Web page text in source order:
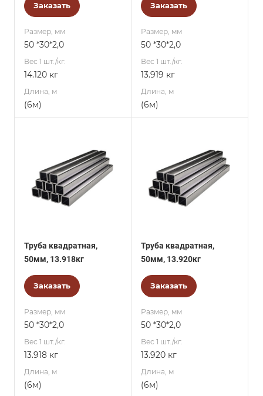
Заказать
Размер, мм
50 *30*2,0
Вес 1 шт./кг.
14.120 кг
Длина, м
(6м)
Заказать
Размер, мм
50 *30*2,0
Вес 1 шт./кг.
13.919 кг
Длина, м
(6м)
Труба квадратная,
50мм, 13.918кг
Заказать
Размер, мм
50 *30*2,0
Вес 1 шт./кг.
13.918 кг
Длина, м
(6м)
Труба квадратная,
50мм, 13.920кг
Заказать
Размер, мм
50 *30*2,0
Вес 1 шт./кг.
13.920 кг
Длина, м
(6м)